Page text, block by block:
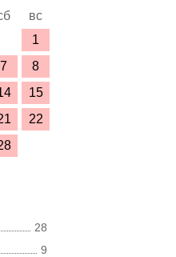
вс
1
7
8
15
22
28
9